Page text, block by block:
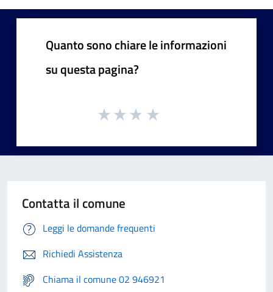
Quanto sono chiare le informazioni
su questa pagina?
Contatta il comune
Leggi le domande frequenti
Richiedi Assistenza
Chiama il comune 02 946921